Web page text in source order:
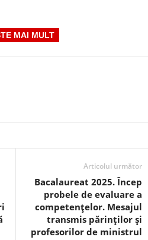
MAI MULT
Articolul următor
Bacalaureat 2025. Încep
probele de evaluare a
competențelor. Mesajul
transmis părinților și
profesorilor de ministrul